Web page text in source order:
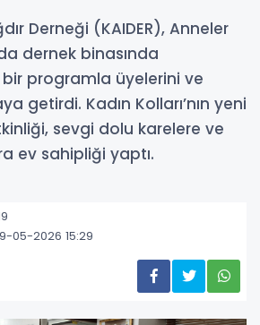
Derneği (KAIDER), Anneler
dernek binasında
programla üyelerini ve
getirdi. Kadın Kolları’nın yeni
sevgi dolu karelere ve
ev sahipliği yaptı.
05-2026 15:29